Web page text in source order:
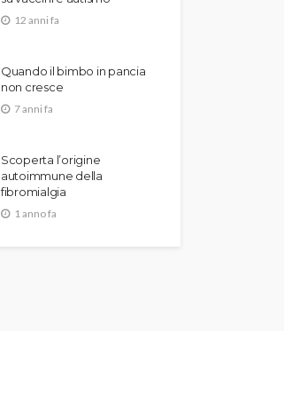
12 anni fa
Quando il bimbo in pancia
non cresce
7 anni fa
Scoperta l’origine
autoimmune della
fibromialgia
1 anno fa